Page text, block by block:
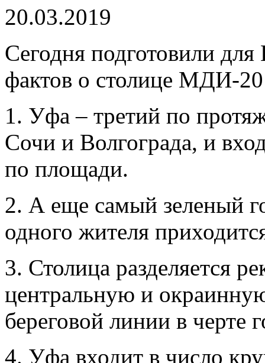
20.03.2019
Сегодня подготовили
фактов о столице МДИ-
1. Уфа – третий по
Сочи и Волгограда, и
по площади.
2. А еще самый зеленый
одного жителя
3. Столица разделяется
центральную и
береговой линии в черте
4. Уфа входит в число